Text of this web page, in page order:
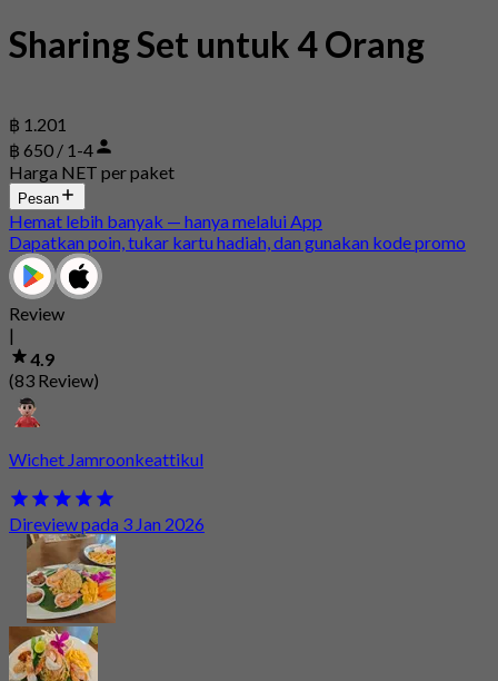
Sharing Set untuk 4 Orang
฿ 1.201
฿ 650 / 1-4
Harga NET per paket
Pesan
Hemat lebih banyak — hanya melalui App
Dapatkan poin, tukar kartu hadiah, dan gunakan kode promo
Review
|
4.9
(83 Review)
Wichet Jamroonkeattikul
Direview pada 3 Jan 2026